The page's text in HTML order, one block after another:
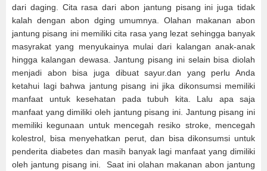
dari daging. Cita rasa dari abon jantung pisang ini juga tidak
kalah dengan abon dging umumnya. Olahan makanan abon
jantung pisang ini memiliki cita rasa yang lezat sehingga banyak
masyrakat yang menyukainya mulai dari kalangan anak-anak
hingga kalangan dewasa. Jantung pisang ini selain bisa diolah
menjadi abon bisa juga dibuat sayur.dan yang perlu Anda
ketahui lagi bahwa jantung pisang ini jika dikonsumsi memiliki
manfaat untuk kesehatan pada tubuh kita. Lalu apa saja
manfaat yang dimiliki oleh jantung pisang ini. Jantung pisang ini
memiliki kegunaan untuk mencegah resiko stroke, mencegah
kolestrol, bisa menyehatkan perut, dan bisa dikonsumsi untuk
penderita diabetes dan masih banyak lagi manfaat yang dimiliki
oleh jantung pisang ini. Saat ini olahan makanan abon jantung